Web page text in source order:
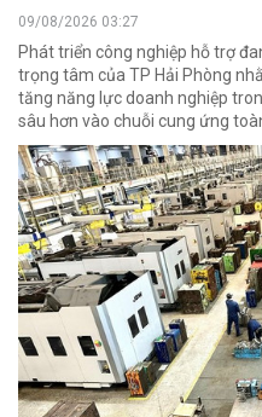
09/08/2026 03:27
Phát triển công nghiệp hỗ trợ
trọng tâm của TP Hải Phòng
tăng năng lực doanh nghiệp
sâu hơn vào chuỗi cung ứng